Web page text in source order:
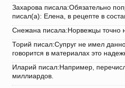
Захарова писала:Обязательно
писал(а): Елена, в рецепте в
Снежана писала:Норвежцы точно
Торий писал:Супруг не имел
говорится в материалах это
Иларий писал:Например,
миллиардов.